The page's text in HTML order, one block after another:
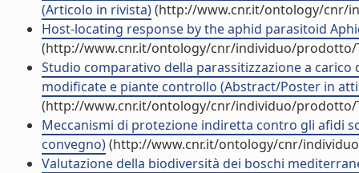
(Articolo in rivista)(http://www.cnr.it/ontology/cnr/
Host-locating response by the aphid parasitoid
(http://www.cnr.it/ontology/cnr/individuo/prodotto/
Studio comparativo della parassitizzazione a
modificate e piante controllo (Abstract/Poster in
(http://www.cnr.it/ontology/cnr/individuo/prodotto/
Meccanismi di protezione indiretta contro gli afidi
convegno)(http://www.cnr.it/ontology/cnr/
Valutazione della biodiversità dei boschi